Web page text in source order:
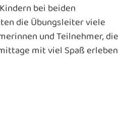
bei beiden
die Übungsleiter viele
und Teilnehmer, die
mit viel Spaß erleben